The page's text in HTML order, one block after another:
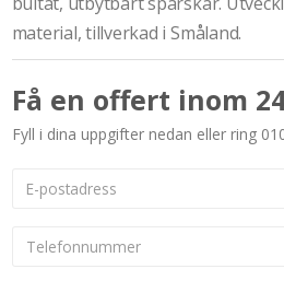
material, tillverkad i Småland.
Få en offert inom
Fyll i dina uppgifter nedan eller ring